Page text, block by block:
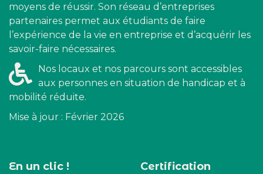
moyens de réussir. Son réseau d’entreprises
partenaires permet aux étudiants de faire
l’expérience de la vie en entreprise et d’acquérir les
savoir-faire nécessaires.
Nos locaux et nos parcours sont accessibles
aux personnes en situation de handicap et à
mobilité réduite.
Mise à jour : Février 2026
En un clic ! Certification